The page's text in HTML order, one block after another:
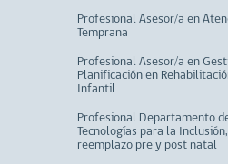
Profesional Asesor/a en
Temprana
Profesional Asesor/a en
Planificación en
Infantil
Profesional Departamento
Tecnologías para la
reemplazo pre y post natal